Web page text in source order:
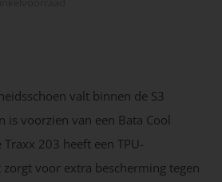
valt binnen de S3
is voorzien van een Bata Cool
203 heeft een TPU-
voor extra bescherming tegen